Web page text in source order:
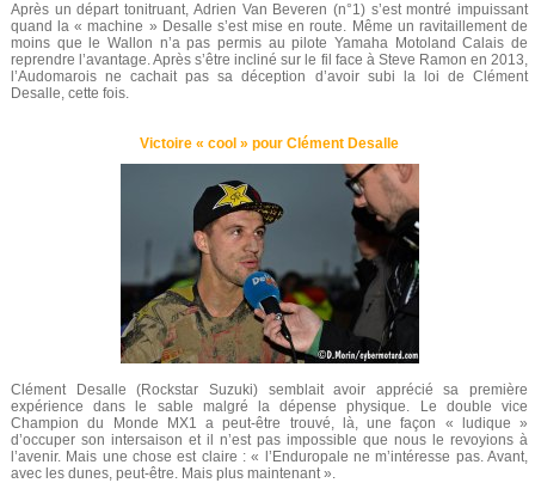
Après un départ tonitruant, Adrien Van Beveren (n°1) s’est montré impuissant
quand la « machine » Desalle s’est mise en route. Même un ravitaillement de
moins que le Wallon n’a pas permis au pilote Yamaha Motoland Calais de
reprendre l’avantage. Après s’être incliné sur le fil face à Steve Ramon en 2013,
l’Audomarois ne cachait pas sa déception d’avoir subi la loi de Clément
Desalle, cette fois.
Victoire « cool » pour Clément Desalle
Clément Desalle (Rockstar Suzuki) semblait avoir apprécié sa première
expérience dans le sable malgré la dépense physique. Le double vice
Champion du Monde MX1 a peut-être trouvé, là, une façon « ludique »
d’occuper son intersaison et il n’est pas impossible que nous le revoyions à
l’avenir. Mais une chose est claire : « l’Enduropale ne m’intéresse pas. Avant,
avec les dunes, peut-être. Mais plus maintenant ».